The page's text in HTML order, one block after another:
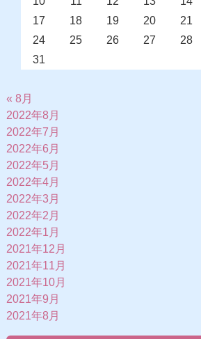
17
18 19 20 21
24
25 26 27 28
31
« 8月
2022年8月
2022年7月
2022年6月
2022年5月
2022年4月
2022年3月
2022年2月
2022年1月
2021年12月
2021年11月
2021年10月
2021年9月
2021年8月